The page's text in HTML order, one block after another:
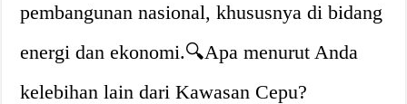
pembangunan nasional, khususnya di bidang
energi dan ekonomi.🔍Apa menurut Anda
kelebihan lain dari Kawasan Cepu?